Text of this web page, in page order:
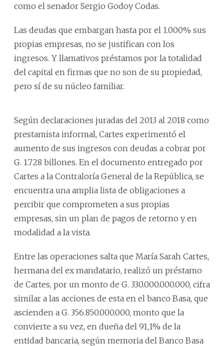
como el senador Sergio Godoy Codas.
Las deudas que embargan hasta por el 1.000% sus
propias empresas, no se justifican con los
ingresos. Y llamativos préstamos por la totalidad
del capital en firmas que no son de su propiedad,
pero sí de su núcleo familiar.
Según declaraciones juradas del 2013 al 2018 como
prestamista informal, Cartes experimentó el
aumento de sus ingresos con deudas a cobrar por
G. 1.728 billones. En el documento entregado por
Cartes a la Contraloría General de la República, se
encuentra una amplia lista de obligaciones a
percibir que comprometen a sus propias
empresas, sin un plan de pagos de retorno y en
modalidad a la vista.
Entre las operaciones salta que María Sarah Cartes,
hermana del ex mandatario, realizó un préstamo
de Cartes, por un monto de G. 330.000.000.000, cifra
similar a las acciones de esta en el banco Basa, que
ascienden a G. 356.850.000.000, monto que la
convierte a su vez, en dueña del 91,1% de la
entidad bancaria, según memoria del Banco Basa